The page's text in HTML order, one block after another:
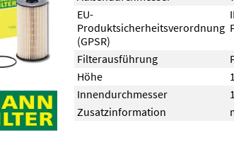
EU-
Produktsicherheitsverordnung
(GPSR)
Filterausführung
Höhe
Innendurchmesser
Zusatzinformation